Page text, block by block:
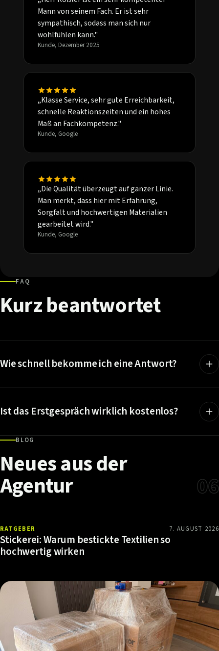
Mann von seinem Fach. Er ist sehr
sympathisch, sodass man sich nur
wohlfühlen kann."
Kunde, Dezember 2025
„Klasse Service, sehr gute Erreichbarkeit,
schnelle Reaktionszeiten und ein hohes
Maß an Fachkompetenz."
Kunde, Google
„Die Qualität überzeugt auf ganzer Linie.
Man merkt, dass hier mit Erfahrung,
Sorgfalt und hochwertigen Materialien
gearbeitet wird."
Kunde, Google
FAQ
Kurzbeantwortet
Wie schnell bekomme ich eine Antwort?
Ist das Erstgespräch wirklich kostenlos?
BLOG
Neuesausder
Agentur 06
RATGEBER 7. AUGUST 2026
Stickerei: Warum bestickte Textilien so
hochwertig wirken